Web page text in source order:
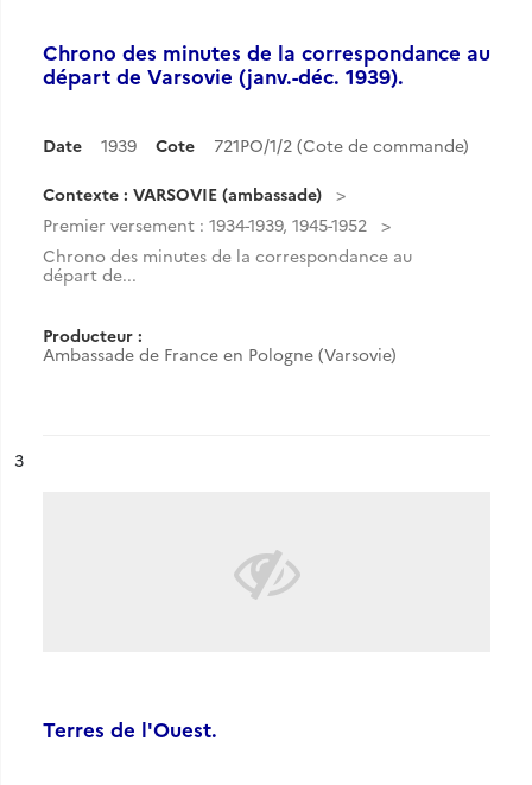
Chrono des minutes de la correspondance au
départ de Varsovie (janv.-déc. 1939).
Date 1939 Cote 721PO/1/2 (Cote de commande)
Contexte : VARSOVIE (ambassade)
Premier versement : 1934-1939, 1945-1952
Chrono des minutes de la correspondance au
départ de...
Producteur :
Ambassade de France en Pologne (Varsovie)
n°
3
Terres de l'Ouest.